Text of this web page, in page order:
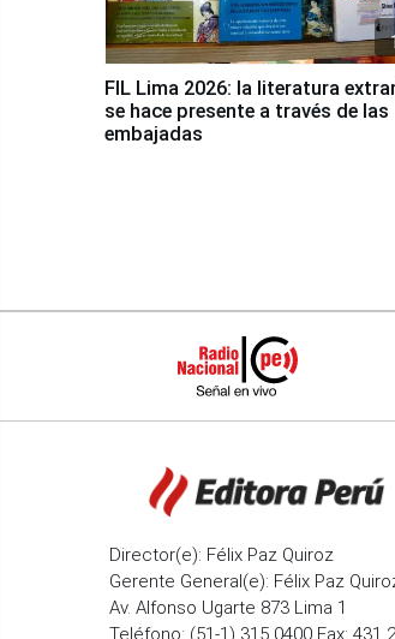
FIL Lima 2026: la literatura
se hace presente a través de las
embajadas
Director(e): Félix Paz Quiroz
Gerente General(e): Félix Paz
Av. Alfonso Ugarte 873 Lima 1
Teléfono: (51-1) 315 0400 Fax: 431